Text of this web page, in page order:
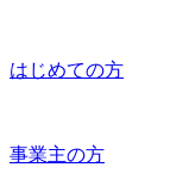
はじめての方
事業主の方